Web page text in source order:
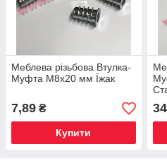
Меблева різьбова Втулка-
Муфта М8х20 мм Їжак
7,89 ₴
Купити